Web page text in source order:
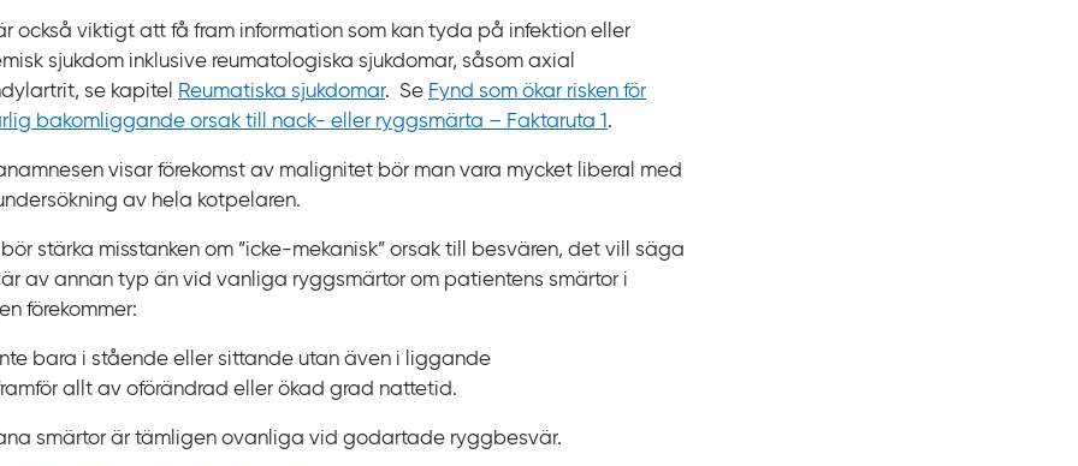
också viktigt att få fram information som kan tyda på infektion eller
sjukdom inklusive reumatologiska sjukdomar, såsom axial
se kapitel Reumatiska sjukdomar. Se Fynd som ökar risken för
bakomliggande orsak till nack- eller ryggsmärta – Faktaruta 1.
visar förekomst av malignitet bör man vara mycket liberal med
av hela kotpelaren.
stärka misstanken om ”icke‍-‍mekanisk” orsak till besvären, det vill säga
av annan typ än vid vanliga ryggsmärtor om patientens smärtor i
förekommer:
bara i stående eller sittande utan även i liggande
allt av oförändrad eller ökad grad nattetid.
smärtor är tämligen ovanliga vid godartade ryggbesvär.